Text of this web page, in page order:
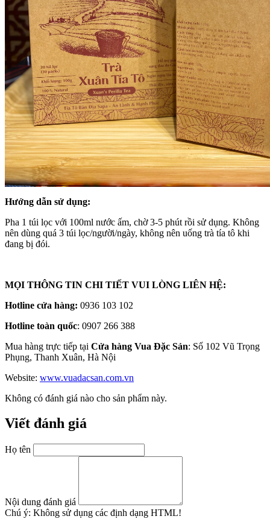
Hướng dẫn sử dụng:
Pha 1 túi lọc với 100ml nước ấm, chờ 3-5 phút rồi sử dụng. Không
nên dùng quá 3 túi lọc/người/ngày, không nên uống trà tía tô khi
đang bị đói.
MỌI THÔNG TIN CHI TIẾT VUI LÒNG LIÊN HỆ:
Hotline cửa hàng: 0936 103 102
Hotline toàn quốc: 0907 266 388
Mua hàng trực tiếp tại Cửa hàng Vua Đặc Sản: Số 102 Vũ Trọng
Phụng, Thanh Xuân, Hà Nội
Website: www.vuadacsan.com.vn
Không có đánh giá nào cho sản phẩm này.
Viết đánh giá
Họ tên
Nội dung đánh giá
Chú ý: Không sử dụng các định dạng HTML!